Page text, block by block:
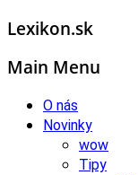
Lexikon.sk
Main Menu
O nás
Novinky
wow
Tipy